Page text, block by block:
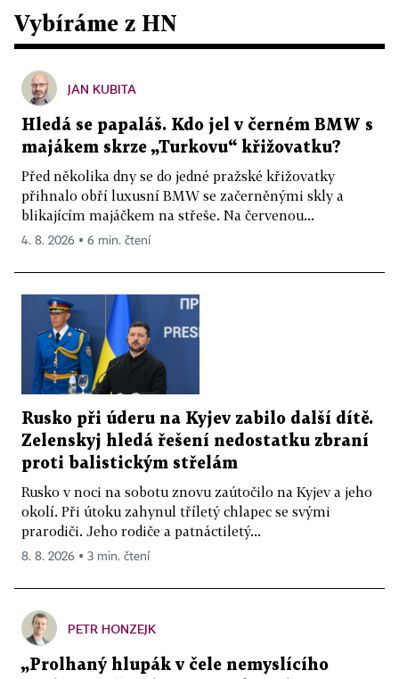
Vybíráme z HN
JAN KUBITA
Hledá se papaláš. Kdo jel v černém BMW s
majákem skrze „Turkovu“ křižovatku?
Před několika dny se do jedné pražské křižovatky
přihnalo obří luxusní BMW se začerněnými skly a
blikajícím majáčkem na střeše. Na červenou...
4. 8. 2026 ▪ 6 min. čtení
Rusko při úderu na Kyjev zabilo další dítě.
Zelenskyj hledá řešení nedostatku zbraní
proti balistickým střelám
Rusko v noci na sobotu znovu zaútočilo na Kyjev a jeho
okolí. Při útoku zahynul tříletý chlapec se svými
prarodiči. Jeho rodiče a patnáctiletý...
8. 8. 2026 ▪ 3 min. čtení
PETR HONZEJK
„Prolhaný hlupák v čele nemyslícího